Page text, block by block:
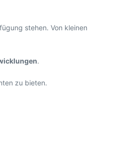
stehen. Von kleinen
.
zu bieten.